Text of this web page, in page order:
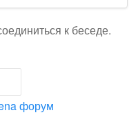
к беседе.
форум